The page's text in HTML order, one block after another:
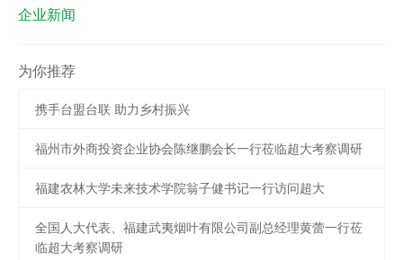
企业新闻
为你推荐
携手台盟台联 助力乡村振兴
福州市外商投资企业协会陈继鹏会长一行莅临超大考察调研
福建农林大学未来技术学院翁子健书记一行访问超大
全国人大代表、福建武夷烟叶有限公司副总经理黄蕾一行莅
临超大考察调研